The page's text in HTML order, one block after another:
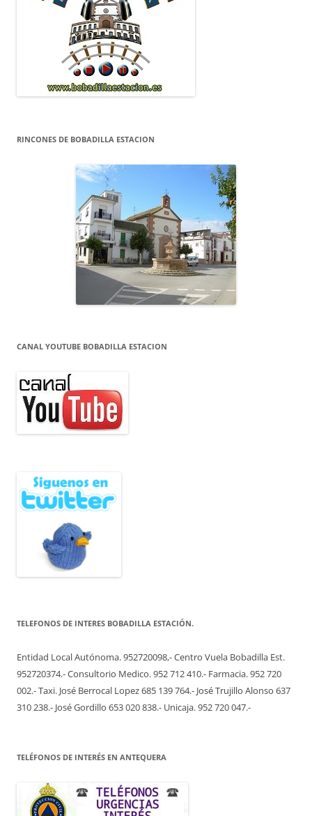
RINCONES DE BOBADILLA ESTACION
CANAL YOUTUBE BOBADILLA ESTACION
TELEFONOS DE INTERES BOBADILLA ESTACIÓN.
Entidad Local Autónoma. 952720098,- Centro Vuela Bobadilla Est.
952720374.- Consultorio Medico. 952 712 410.- Farmacia. 952 720
002.- Taxi. José Berrocal Lopez 685 139 764.- José Trujillo Alonso 637
310 238.- José Gordillo 653 020 838.- Unicaja. 952 720 047.-
TELÉFONOS DE INTERÉS EN ANTEQUERA